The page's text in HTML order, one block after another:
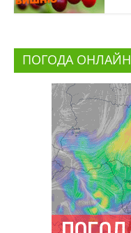
ПОГОДА ОНЛАЙН